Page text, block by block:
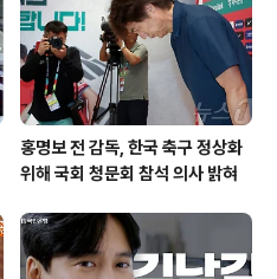
결정했습니다.구
홍명보 전 감독, 한국 축구 정상화
위해 국회 청문회 참석 의사 밝혀